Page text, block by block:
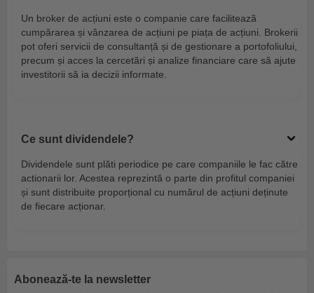
Un broker de acțiuni este o companie care facilitează
cumpărarea și vânzarea de acțiuni pe piața de acțiuni. Brokerii
pot oferi servicii de consultanță și de gestionare a portofoliului,
precum și acces la cercetări și analize financiare care să ajute
investitorii să ia decizii informate.
Ce sunt dividendele?
Dividendele sunt plăti periodice pe care companiile le fac către
actionarii lor. Acestea reprezintă o parte din profitul companiei
și sunt distribuite proporțional cu numărul de acțiuni deținute
de fiecare acționar.
Abonează-te la newsletter